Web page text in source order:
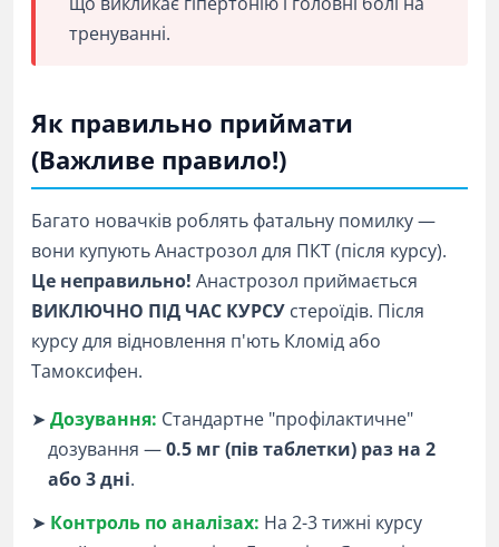
тренуванні.
Як правильно приймати
(Важливе правило!)
Багато новачків роблять фатальну помилку —
вони купують Анастрозол для ПКТ (після курсу).
Це неправильно! Анастрозол приймається
ВИКЛЮЧНО ПІД ЧАС КУРСУ стероїдів. Після
курсу для відновлення п'ють Кломід або
Тамоксифен.
➤ Дозування: Стандартне "профілактичне"
дозування —0.5 мг (пів таблетки) раз на 2
або 3 дні.
➤ Контроль по аналізах: На 2-3 тижні курсу